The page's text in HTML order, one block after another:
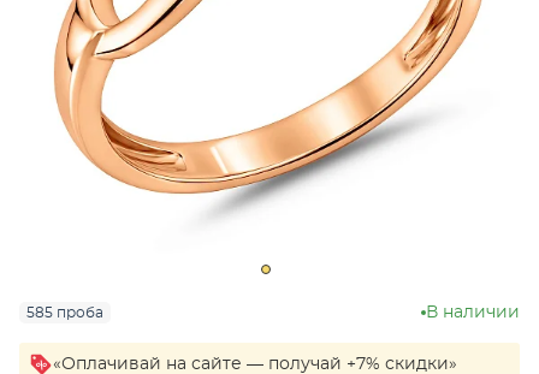
585 проба В наличии
«Оплачивай на сайте — получай +7% скидки»